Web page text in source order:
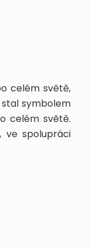
celém světě,
stal symbolem
celém světě.
ve spolupráci